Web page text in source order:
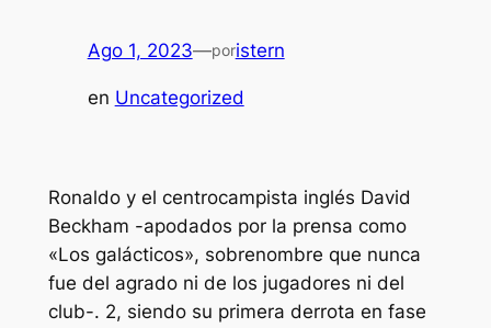
Ago 1, 2023—poristern
en Uncategorized
Ronaldo y el centrocampista inglés David
Beckham -apodados por la prensa como
«Los galácticos», sobrenombre que nunca
fue del agrado ni de los jugadores ni del
club-. 2, siendo su primera derrota en fase